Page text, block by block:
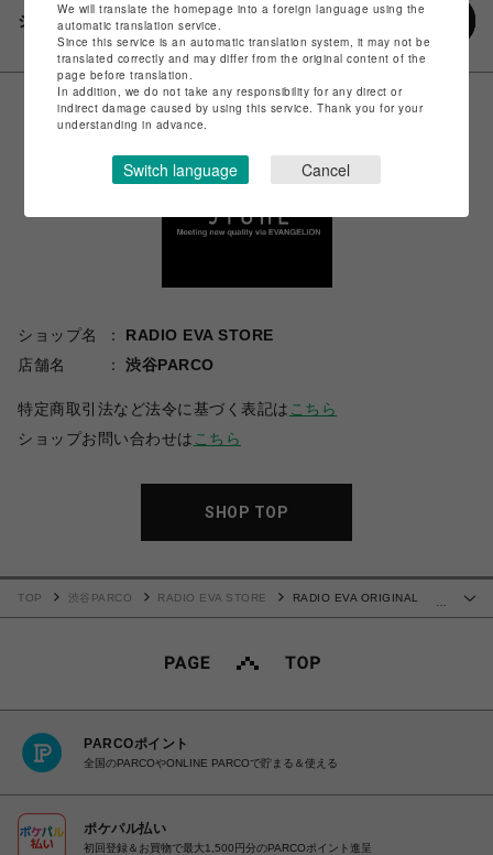
シェアする
ショップ名
RADIO EVA STORE
店舗名
渋谷PARCO
特定商取引法など法令に基づく表記は こちら
ショップお問い合わせは こちら
SHOP TOP
TOP 渋谷PARCO RADIO EVA STORE
RADIO EVA ORIGINAL
PARCOポイント
全国のPARCOやONLINE PARCOで貯まる＆使える
ポケパル払い
初回登録＆お買物で最大1,500円分のPARCOポイント進呈
We will translate the homepage into a foreign language using the
automatic translation service.
Since this service is an automatic translation system, it may not be
translated correctly and may differ from the original content of the
page before translation.
In addition, we do not take any responsibility for any direct or
indirect damage caused by using this service. Thank you for your
understanding in advance.
Switch language Cancel